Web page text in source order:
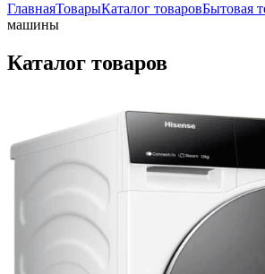
ГлавнаяТоварыКаталог товаровБытовая
машины
Каталог товаров